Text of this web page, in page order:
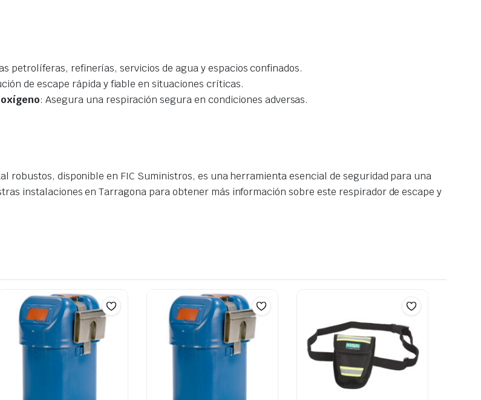
petrolíferas, refinerías, servicios de agua y espacios confinados.
de escape rápida y fiable en situaciones críticas.
: Asegura una respiración segura en condiciones adversas.
robustos, disponible en FIC Suministros, es una herramienta esencial de seguridad para una
instalaciones en Tarragona para obtener más información sobre este respirador de escape y